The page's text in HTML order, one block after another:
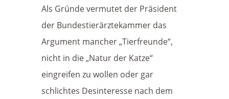
Als Gründe vermutet der Präsident
der Bundestierärztekammer das
Argument mancher „Tierfreunde“,
nicht in die „Natur der Katze“
eingreifen zu wollen oder gar
schlichtes Desinteresse nach dem